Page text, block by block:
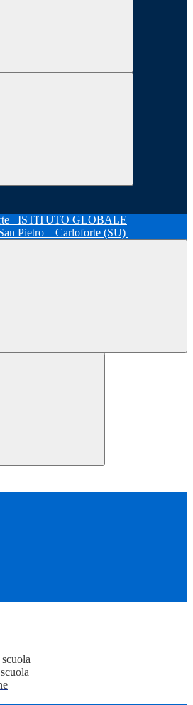
ISTITUTO GLOBALE
Pietro – Carloforte (SU)